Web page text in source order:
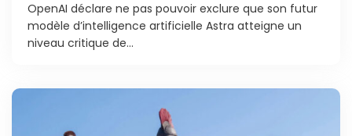
OpenAI déclare ne pas pouvoir exclure que son futur
modèle d’intelligence artificielle Astra atteigne un
niveau critique de...